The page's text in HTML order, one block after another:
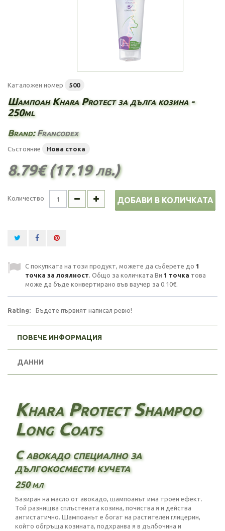
Каталожен номер 500
Шампоан Khara Protect за дълга козина -
250ml
Brand:Francodex
Състояние Нова стока
8.79€ (17.19 лв.)
Количество ДОБАВИ В КОЛИЧКАТА
С покупката на този продукт, можете да съберете до 1
точка за лоялност. Общо за количката Ви 1 точка това
може да бъде конвертирано във ваучер за 0.10€.
Rating: Бъдете първият написал ревю!
ПОВЕЧЕ ИНФОРМАЦИЯ
ДАННИ
Khara Protect Shampoo
Long Coats
С авокадо специално за
дългокосмести кучета
250 мл
Базиран на масло от авокадо, шампоанът има троен ефект.
Той разнищва сплъстената козина, почиства я и действа
антистатично. Шампоанът е богат на растителен глицерин,
който обгръща козината, подхранва я в дълбочина и